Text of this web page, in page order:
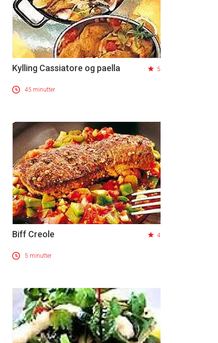
Kylling Cassiatore og paella 5
45 minutter
Biff Creole 4
5 minutter